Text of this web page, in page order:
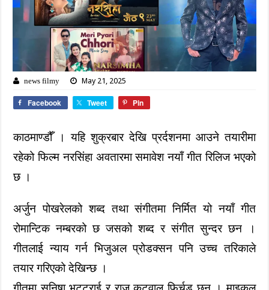
news filmy May 21, 2025
Facebook Tweet Pin
काठमाण्डौँ । यहि शुक्रबार देखि प्रर्दशनमा आउने तयारीमा
रहेको फिल्म नरसिंहा अवतारमा समावेश नयाँ गीत रिलिज भएको
छ ।
अर्जुन पोखरेलको शब्द तथा संगीतमा निर्मित यो नयाँ गीत
रोमान्टिक नम्बरको छ जसको शब्द र संगीत सुन्दर छन ।
गीतलाई न्याय गर्न भिजुअल प्रोडक्सन पनि उच्च तरिकाले
तयार गरिएको देखिन्छ ।